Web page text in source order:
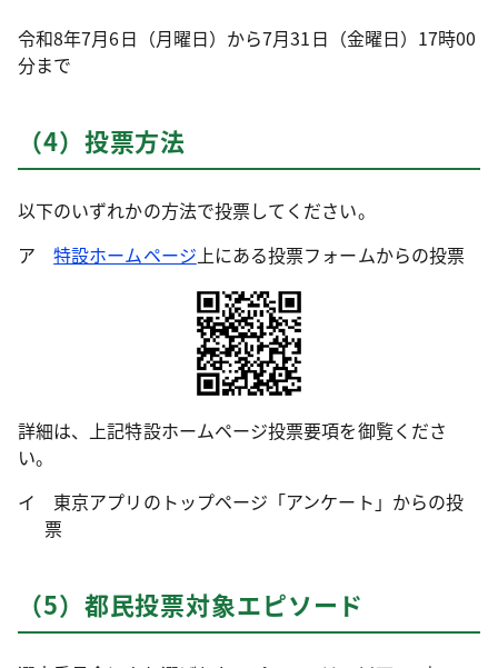
令和8年7月6日（月曜日）から7月31日（金曜日）17時00
分まで
（4）投票方法
以下のいずれかの方法で投票してください。
ア特設ホームページ 上にある投票フォームからの投票
詳細は、上記特設ホームページ投票要項を御覧くださ
い。
イ 東京アプリのトップページ「アンケート」からの投
票
（5）都民投票対象エピソード